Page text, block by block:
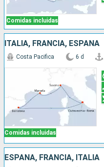
Comidas incluidas
ITALIA, FRANCIA, ESPAÑA
Comidas incluidas
Costa Pacifica 6 d
ESPAÑA, FRANCIA, ITALIA